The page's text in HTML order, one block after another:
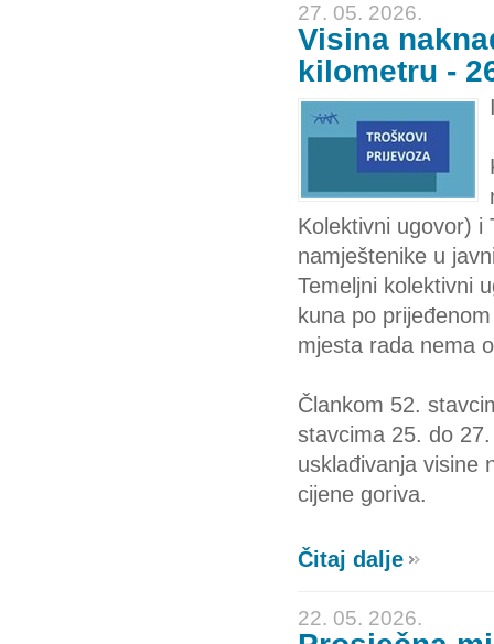
27. 05. 2026.
Visina
kilometru -
Kolektivni ugovor) i
namještenike u
Temeljni kolektivni
kuna po
mjesta rada nema
Člankom 52.
stavcima 25. do
usklađivanja visine
cijene goriva.
Čitaj dalje
22. 05. 2026.